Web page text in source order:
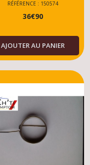
- DIESEL
RÉFÉRENCE : 150574
36€90
AJOUTER AU PANIER